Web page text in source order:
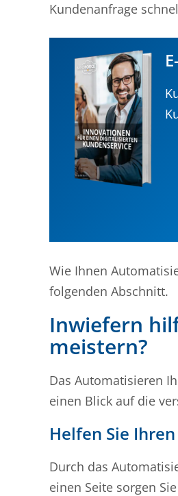
Kundenanfrage
Wie Ihnen
folgenden Abschnitt.
Inwiefern
meistern?
Das Automatisieren
einen Blick auf die
Helfen Sie
Durch das
einen Seite sorgen